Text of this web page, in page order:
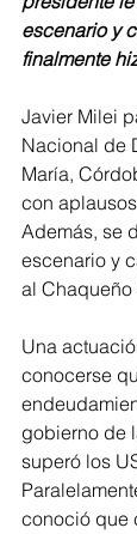
escenario y
finalmente
Javier Milei
Nacional de
María,
con
Además, se
escenario y
al
Una
conocerse
gobierno de
superó los
conoció que